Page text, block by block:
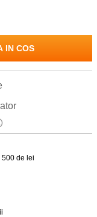
IN COS
500 de lei